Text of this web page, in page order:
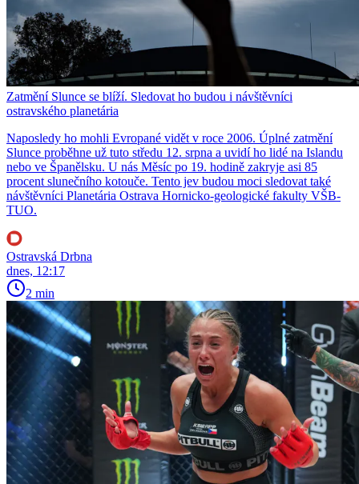
Zatmění Slunce se blíží. Sledovat ho budou i návštěvníci
ostravského planetária
Naposledy ho mohli Evropané vidět v roce 2006. Úplné zatmění
Slunce proběhne už tuto středu 12. srpna a uvidí ho lidé na Islandu
nebo ve Španělsku. U nás Měsíc po 19. hodině zakryje asi 85
procent slunečního kotouče. Tento jev budou moci sledovat také
návštěvníci Planetária Ostrava Hornicko-geologické fakulty VŠB-
TUO.
Ostravská Drbna
dnes, 12:17
2 min